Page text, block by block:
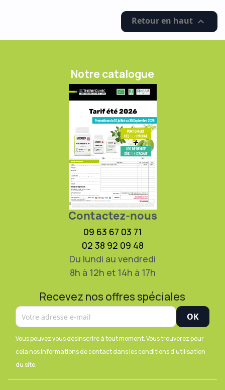
Retour en haut 
Notre catalogue
Contactez-nous
09 63 67 03 71
02 38 92 09 48
Du lundi au vendredi
8h à 12h et 14h à 17h
Recevez nos offres spéciales
Vous pouvez vous désinscrire à tout moment. Vous trouverez pour
cela nos informations de contact dans les conditions d'utilisation
du site.